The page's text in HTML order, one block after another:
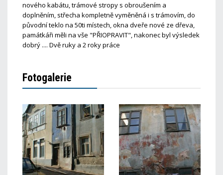
nového kabátu, trámové stropy s obroušením a
doplněním, střecha kompletně vyměněná i s trámovím, do
původní teklo na 50ti místech, okna dveře nové ze dřeva,
památkáři měli na vše "PŘIOPRAVIT", nakonec byl výsledek
dobrý .... Dvě ruky a 2 roky práce
Fotogalerie